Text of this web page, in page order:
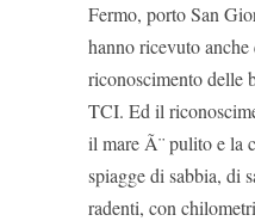
Fermo, porto San
hanno ricevuto anche
riconoscimento delle
TCI. Ed il
il mare Ã¨ pulito e la
spiagge di sabbia, di
radenti, con